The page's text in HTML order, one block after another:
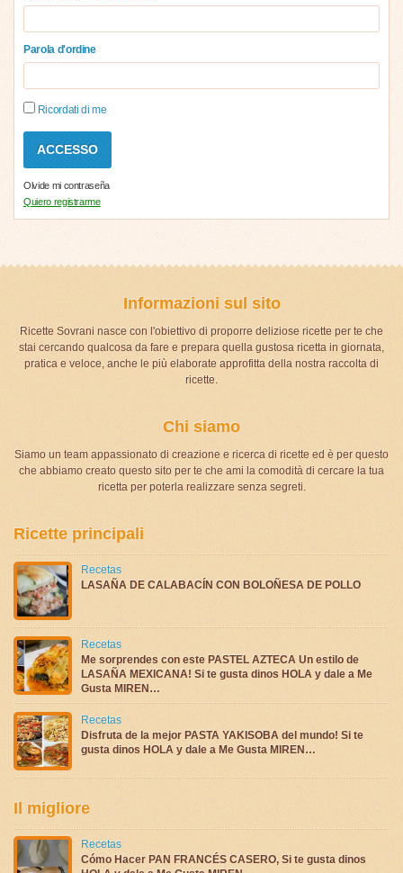
Parola d'ordine
Ricordati di me
Olvide mi contraseña
Quiero registrarme
Informazioni sul sito
Ricette Sovrani nasce con l'obiettivo di proporre deliziose ricette per te che
stai cercando qualcosa da fare e prepara quella gustosa ricetta in giornata,
pratica e veloce, anche le più elaborate approfitta della nostra raccolta di
ricette.
Chi siamo
Siamo un team appassionato di creazione e ricerca di ricette ed è per questo
che abbiamo creato questo sito per te che ami la comodità di cercare la tua
ricetta per poterla realizzare senza segreti.
Ricette principali
Recetas
LASAÑA DE CALABACÍN CON BOLOÑESA DE POLLO
Recetas
Me sorprendes con este PASTEL AZTECA Un estilo de
LASAÑA MEXICANA! Si te gusta dinos HOLA y dale a Me
Gusta MIREN…
Recetas
Disfruta de la mejor PASTA YAKISOBA del mundo! Si te
gusta dinos HOLA y dale a Me Gusta MIREN…
Il migliore
Recetas
Cómo Hacer PAN FRANCÉS CASERO, Si te gusta dinos